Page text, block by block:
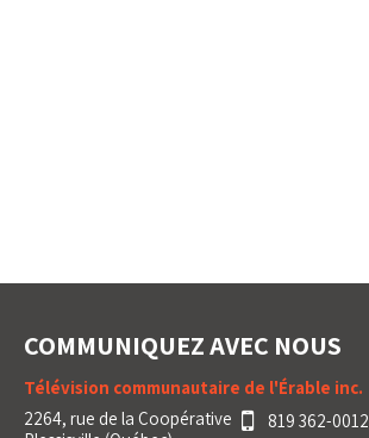
COMMUNIQUEZ AVEC NOUS
Télévision communautaire de l'Érable inc.
2264, rue de la Coopérative
819 362-0012